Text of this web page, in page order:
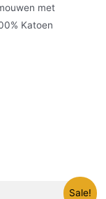
met
Katoen
Sale!